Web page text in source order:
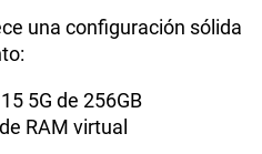
una configuración sólida
5G de 256GB
RAM virtual